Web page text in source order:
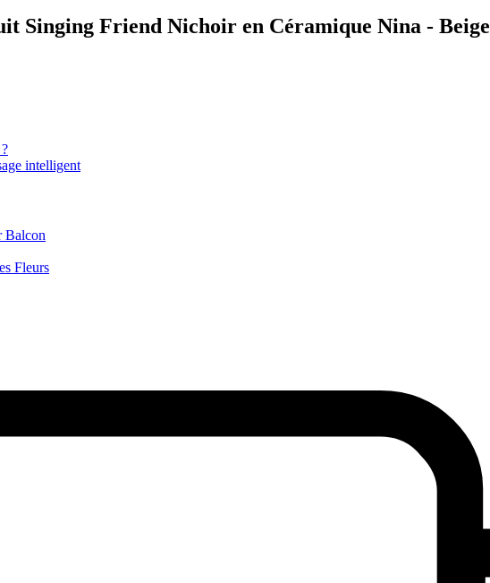
Singing Friend Nichoir en Céramique Nina - Beige
intelligent
Balcon
Fleurs